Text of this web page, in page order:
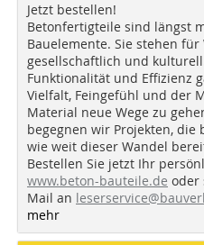
Jetzt bestellen!
Betonfertigteile sind längst
Bauelemente. Sie stehen
gesellschaftlich und
Funktionalität und Effizienz
Vielfalt, Feingefühl und der
Material neue Wege zu
begegnen wir Projekten,
wie weit dieser Wandel
Bestellen Sie jetzt Ihr
www.beton-bauteile.de oder
Mail an
mehr